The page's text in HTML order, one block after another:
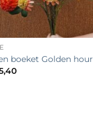
boeket Golden hour